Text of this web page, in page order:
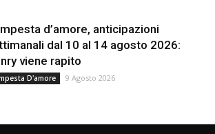
d’amore, anticipazioni
dal 10 al 14 agosto 2026:
viene rapito
D'amore 9 Agosto 2026